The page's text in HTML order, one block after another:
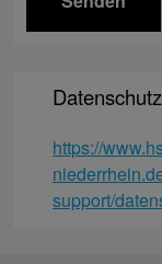
https://
support/